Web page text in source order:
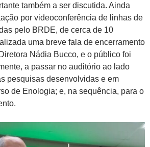
também a ser discutida. Ainda
por videoconferência de linhas de
pelo BRDE, de cerca de 10
uma breve fala de encerramento
Nádia Bucco, e o público foi
a passar no auditório ao lado
pesquisas desenvolvidas e em
de Enologia; e, na sequência, para o